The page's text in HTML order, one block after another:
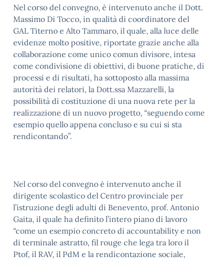
Nel corso del convegno, è intervenuto anche il Dott.
Massimo Di Tocco, in qualità di coordinatore del
GAL Titerno e Alto Tammaro, il quale, alla luce delle
evidenze molto positive, riportate grazie anche alla
collaborazione come unico comun divisore, intesa
come condivisione di obiettivi, di buone pratiche, di
processi e di risultati, ha sottoposto alla massima
autorità dei relatori, la Dott.ssa Mazzarelli, la
possibilità di costituzione di una nuova rete per la
realizzazione di un nuovo progetto, “seguendo come
esempio quello appena concluso e su cui si sta
rendicontando”.
Nel corso del convegno è intervenuto anche il
dirigente scolastico del Centro provinciale per
l’istruzione degli adulti di Benevento, prof. Antonio
Gaita, il quale ha definito l’intero piano di lavoro
“come un esempio concreto di accountability e non
di terminale astratto, fil rouge che lega tra loro il
Ptof, il RAV, il PdM e la rendicontazione sociale,